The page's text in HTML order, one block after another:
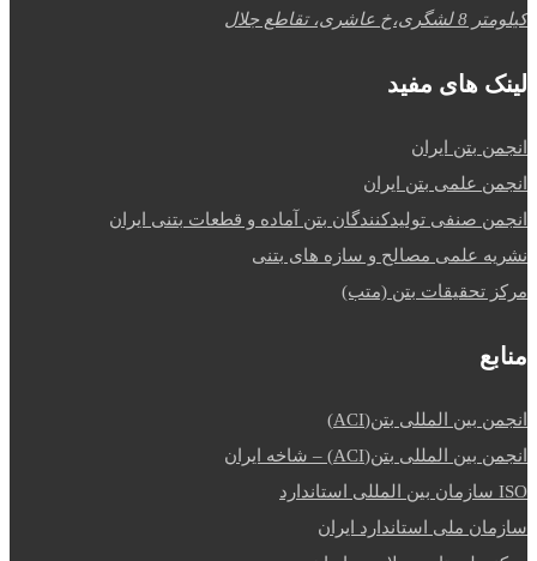
کیلومتر 8 لشگری،خ عاشری، تقاطع جلال
لینک های مفید
انجمن بتن ایران
انجمن علمی بتن ایران
انجمن صنفی تولیدکنندگان بتن آماده و قطعات بتنی ایران
نشریه علمی مصالح و سازه های بتنی
مرکز تحقیقات بتن (متب)
منابع
انجمن بین المللی بتن(ACI)
انجمن بین المللی بتن(ACI) – شاخه ایران
ISO سازمان بین المللی استاندارد
سازمان ملی استاندارد ایران